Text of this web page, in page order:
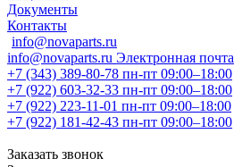
Документы
Контакты
info@novaparts.ru
info@novaparts.ru Электронная почта
+7 (343) 389-80-78 пн-пт 09:00–18:00
+7 (922) 603-32-33 пн-пт 09:00–18:00
+7 (922) 223-11-01 пн-пт 09:00–18:00
+7 (922) 181-42-43 пн-пт 09:00–18:00
Заказать звонок